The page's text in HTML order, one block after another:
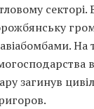
секторі.
На
загинув